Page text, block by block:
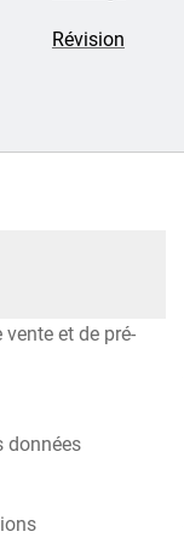
Révision
et de pré-
données